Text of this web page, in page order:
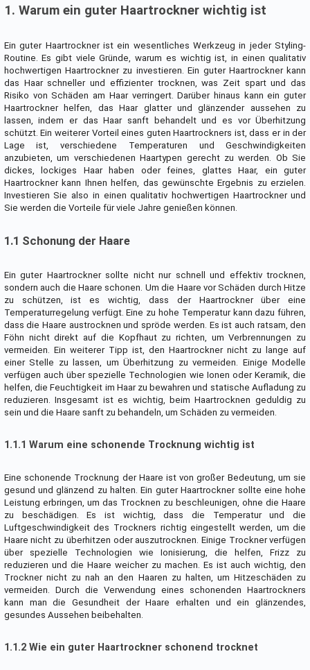
1. Warum ein guter Haartrockner wichtig ist
Ein guter Haartrockner ist ein wesentliches Werkzeug in jeder Styling-
Routine. Es gibt viele Gründe, warum es wichtig ist, in einen qualitativ
hochwertigen Haartrockner zu investieren. Ein guter Haartrockner kann
das Haar schneller und effizienter trocknen, was Zeit spart und das
Risiko von Schäden am Haar verringert. Darüber hinaus kann ein guter
Haartrockner helfen, das Haar glatter und glänzender aussehen zu
lassen, indem er das Haar sanft behandelt und es vor Überhitzung
schützt. Ein weiterer Vorteil eines guten Haartrockners ist, dass er in der
Lage ist, verschiedene Temperaturen und Geschwindigkeiten
anzubieten, um verschiedenen Haartypen gerecht zu werden. Ob Sie
dickes, lockiges Haar haben oder feines, glattes Haar, ein guter
Haartrockner kann Ihnen helfen, das gewünschte Ergebnis zu erzielen.
Investieren Sie also in einen qualitativ hochwertigen Haartrockner und
Sie werden die Vorteile für viele Jahre genießen können.
1.1 Schonung der Haare
Ein guter Haartrockner sollte nicht nur schnell und effektiv trocknen,
sondern auch die Haare schonen. Um die Haare vor Schäden durch Hitze
zu schützen, ist es wichtig, dass der Haartrockner über eine
Temperaturregelung verfügt. Eine zu hohe Temperatur kann dazu führen,
dass die Haare austrocknen und spröde werden. Es ist auch ratsam, den
Föhn nicht direkt auf die Kopfhaut zu richten, um Verbrennungen zu
vermeiden. Ein weiterer Tipp ist, den Haartrockner nicht zu lange auf
einer Stelle zu lassen, um Überhitzung zu vermeiden. Einige Modelle
verfügen auch über spezielle Technologien wie Ionen oder Keramik, die
helfen, die Feuchtigkeit im Haar zu bewahren und statische Aufladung zu
reduzieren. Insgesamt ist es wichtig, beim Haartrocknen geduldig zu
sein und die Haare sanft zu behandeln, um Schäden zu vermeiden.
1.1.1 Warum eine schonende Trocknung wichtig ist
Eine schonende Trocknung der Haare ist von großer Bedeutung, um sie
gesund und glänzend zu halten. Ein guter Haartrockner sollte eine hohe
Leistung erbringen, um das Trocknen zu beschleunigen, ohne die Haare
zu beschädigen. Es ist wichtig, dass die Temperatur und die
Luftgeschwindigkeit des Trockners richtig eingestellt werden, um die
Haare nicht zu überhitzen oder auszutrocknen. Einige Trockner verfügen
über spezielle Technologien wie Ionisierung, die helfen, Frizz zu
reduzieren und die Haare weicher zu machen. Es ist auch wichtig, den
Trockner nicht zu nah an den Haaren zu halten, um Hitzeschäden zu
vermeiden. Durch die Verwendung eines schonenden Haartrockners
kann man die Gesundheit der Haare erhalten und ein glänzendes,
gesundes Aussehen beibehalten.
1.1.2 Wie ein guter Haartrockner schonend trocknet